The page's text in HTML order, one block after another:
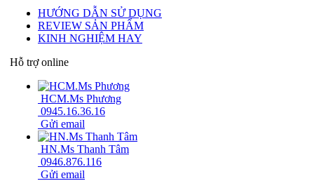
HƯỚNG DẪN SỬ DỤNG
REVIEW SẢN PHẨM
KINH NGHIỆM HAY
Hỗ trợ online
HCM.Ms Phương
0945.16.36.16
Gửi email
HN.Ms Thanh Tâm
0946.876.116
Gửi email